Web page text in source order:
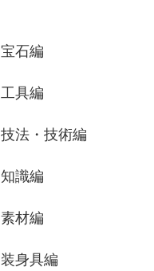
宝石編
工具編
技法・技術編
知識編
素材編
装身具編